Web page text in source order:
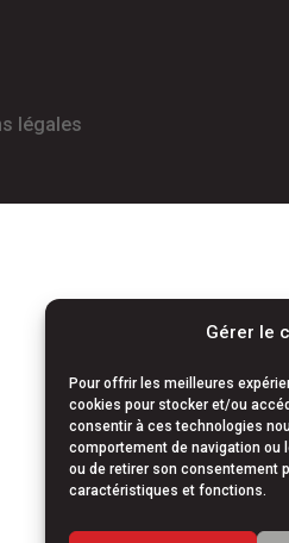
Gérer le
Pour offrir les meilleures
cookies pour stocker et/ou
consentir à ces technologies
comportement de navigation ou
ou de retirer son consentement
caractéristiques et fonctions.
légales